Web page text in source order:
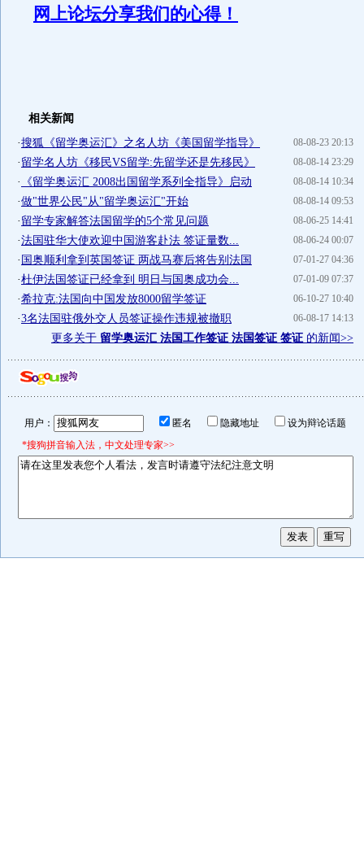
网上论坛分享我们的心得！
相关新闻
08-08-23 20:13
·搜狐《留学奥运汇》之名人坊《美国留学指导》
08-08-14 23:29
·留学名人坊《移民VS留学:先留学还是先移民》
08-08-14 10:34
· 《留学奥运汇 2008出国留学系列全指导》启动
08-08-14 09:53
·做"世界公民"从"留学奥运汇"开始
08-06-25 14:41
·留学专家解答法国留学的5个常见问题
08-06-24 00:07
·法国驻华大使欢迎中国游客赴法 签证量数...
07-01-27 04:36
·国奥顺利拿到英国签证 两战马赛后将告别法国
07-01-09 07:37
·杜伊法国签证已经拿到 明日与国奥成功会...
06-10-27 10:40
·希拉克:法国向中国发放8000留学签证
06-08-17 14:13
·3名法国驻俄外交人员签证操作违规被撤职
更多关于 留学奥运汇 法国工作签证 法国签证 签证 的新闻>>
用户： 匿名 隐藏地址
设为辩论话题
*搜狗拼音输入法，中文处理专家>>